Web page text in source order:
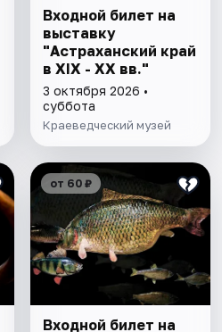
Входной билет на
выставку
"Астраханский край
в XIX - XX вв."
3 октября 2026 •
суббота
Краеведческий музей
от 60 ₽
Входной билет на